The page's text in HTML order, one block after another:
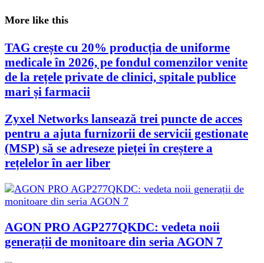
More like this
TAG crește cu 20% producția de uniforme
medicale în 2026, pe fondul comenzilor venite
de la rețele private de clinici, spitale publice
mari și farmacii
Zyxel Networks lansează trei puncte de acces
pentru a ajuta furnizorii de servicii gestionate
(MSP) să se adreseze pieței în creștere a
rețelelor în aer liber
AGON PRO AGP277QKDC: vedeta noii
generații de monitoare din seria AGON 7